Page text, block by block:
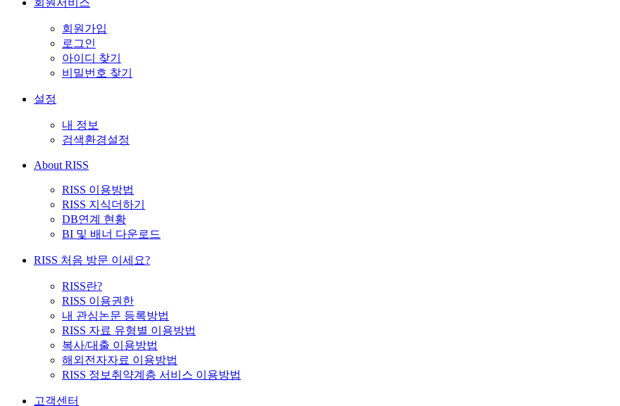
회원서비스
회원가입
로그인
아이디 찾기
비밀번호 찾기
설정
내 정보
검색환경설정
About RISS
RISS 이용방법
RISS 지식더하기
DB연계 현황
BI 및 배너 다운로드
RISS 처음 방문 이세요?
RISS란?
RISS 이용권한
내 관심논문 등록방법
RISS 자료 유형별 이용방법
복사/대출 이용방법
해외전자자료 이용방법
RISS 정보취약계층 서비스 이용방법
고객센터